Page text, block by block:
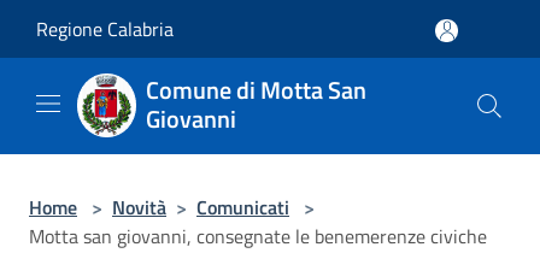
Regione Calabria
Comune di Motta San
Giovanni
Home > Novità > Comunicati >
Motta san giovanni, consegnate le benemerenze civiche